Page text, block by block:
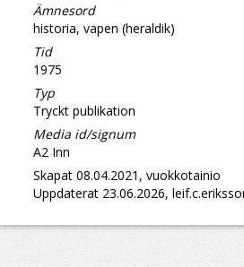
Ämnesord
historia, vapen (heraldik)
Tid
1975
Typ
Tryckt publikation
Media id/signum
A2 Inn
Skapat 08.04.2021, vuokkotainio
Uppdaterat 23.06.2026,